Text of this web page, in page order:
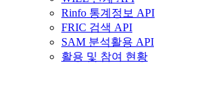
Rinfo 통계정보 API
FRIC 검색 API
SAM 분석활용 API
활용 및 참여 현황